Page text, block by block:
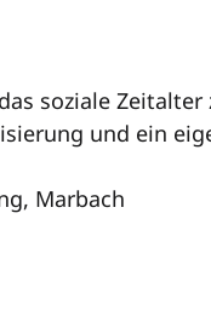
soziale Zeitalter
und ein
Marbach